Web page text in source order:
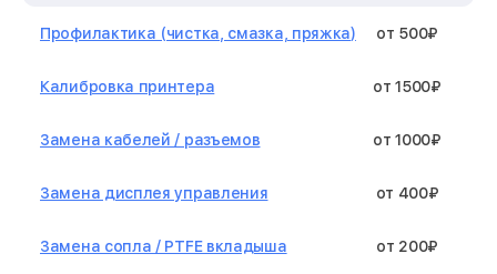
Профилактика (чистка, смазка, пряжка) от 500₽
Калибровка принтера от 1500₽
Замена кабелей / разъемов от 1000₽
Замена дисплея управления от 400₽
Замена сопла / PTFE вкладыша от 200₽